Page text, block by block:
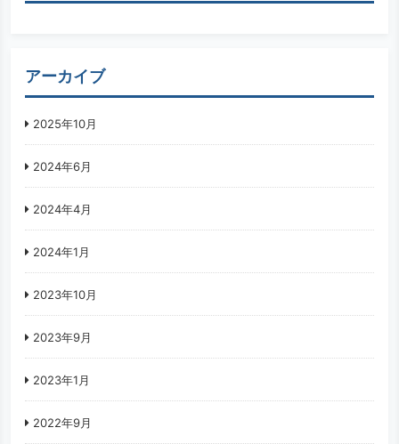
アーカイブ
2025年10月
2024年6月
2024年4月
2024年1月
2023年10月
2023年9月
2023年1月
2022年9月